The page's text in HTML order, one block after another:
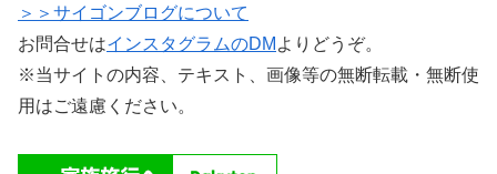
＞＞サイゴンブログについて
お問合せはインスタグラムのDM よりどうぞ。
※当サイトの内容、テキスト、画像等の無断転載・無断使
用はご遠慮ください。